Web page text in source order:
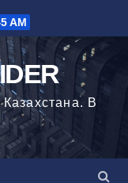
AM
В